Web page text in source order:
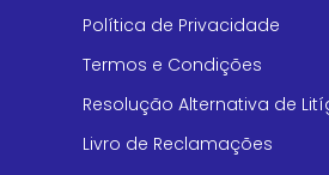
Política de Privacidade
Termos e Condições
Resolução Alternativa de
Livro de Reclamações